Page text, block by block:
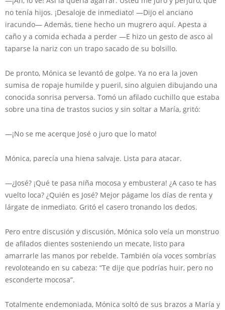
no tenía hijos. ¡Desaloje de inmediato! —Dijo el anciano
iracundo— Además, tiene hecho un mugrero aquí. Apesta a
caño y a comida echada a perder —E hizo un gesto de asco al
taparse la nariz con un trapo sacado de su bolsillo.
De pronto, Mónica se levantó de golpe. Ya no era la joven
sumisa de ropaje humilde y pueril, sino alguien dibujando una
conocida sonrisa perversa. Tomó un afilado cuchillo que estaba
sobre una tina de trastos sucios y sin soltar a María, gritó:
—¡No se me acerque José o juro que lo mato!
Mónica, parecía una hiena salvaje. Lista para atacar.
—¿José? ¡Qué te pasa niña mocosa y embustera! ¿A caso te has
vuelto loca? ¿Quién es José? Mejor págame los días de renta y
lárgate de inmediato. Gritó el casero tronando los dedos.
Pero entre discusión y discusión, Mónica solo veía un monstruo
de afilados dientes sosteniendo un mecate, listo para
amarrarle las manos por rebelde. También oía voces sombrías
revoloteando en su cabeza: “Te dije que podrías huir, pero no
esconderte mocosa”.
Totalmente endemoniada, Mónica soltó de sus brazos a María y